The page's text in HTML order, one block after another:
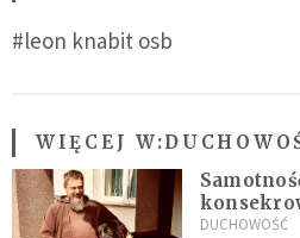
#leon knabit osb
WIĘCEJ W:
Życie w
DUCHOWOŚĆ